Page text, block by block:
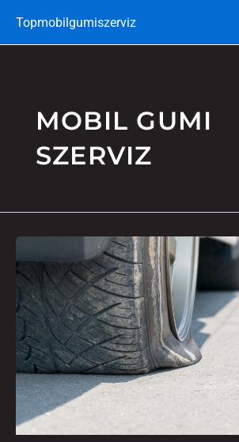
content
Topmobilgumiszerviz
MOBIL GUMI
SZERVIZ